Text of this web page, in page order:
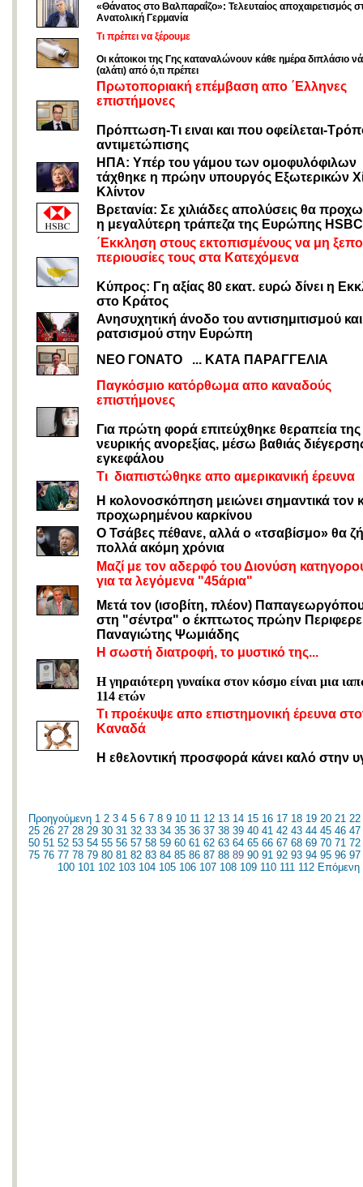
«Θάνατος στο Βαλπαραΐζο»: Τελευταίος αποχαιρετισμός
Ανατολική Γερμανία
Τι πρέπει να ξέρουμε
Οι κάτοικοι της Γης καταναλώνουν κάθε ημέρα διπλάσιο
(αλάτι) από ό,τι πρέπει
Πρωτοποριακή επέμβαση απο ΄Ελληνες
επιστήμονες
Πρόπτωση-Τι ειναι και που οφείλεται-
αντιμετώπισης
ΗΠΑ: Υπέρ του γάμου των ομοφυλόφιλων
τάχθηκε η πρώην υπουργός Εξωτερικών
Κλίντον
Βρετανία: Σε χιλιάδες απολύσεις θα
η μεγαλύτερη τράπεζα της Ευρώπης HSBC
΄Εκκληση στους εκτοπισμένους να μη
περιουσίες τους στα Κατεχόμενα
Κύπρος: Γη αξίας 80 εκατ. ευρώ δίνει η
στο Κράτος
Ανησυχητική άνοδο του αντισημιτισμού
ρατσισμού στην Ευρώπη
ΝΕΟ ΓΟΝΑΤΟ ... ΚΑΤΑ ΠΑΡΑΓΓΕΛΙΑ
Παγκόσμιο κατόρθωμα απο καναδούς
επιστήμονες
Για πρώτη φορά επιτεύχθηκε θεραπεία της
νευρικής ανορεξίας, μέσω βαθιάς
εγκεφάλου
Τι διαπιστώθηκε απο αμερικανική έρευνα
Η κολονοσκόπηση μειώνει σημαντικά τον
προχωρημένου καρκίνου
Ο Τσάβες πέθανε, αλλά ο «τσαβίσμο» θα
πολλά ακόμη χρόνια
Μαζί με τον αδερφό του Διονύση
για τα λεγόμενα "45άρια"
Μετά τον (ισοβίτη, πλέον)
στη "σέντρα" ο έκπτωτος πρώην
Παναγιώτης Ψωμιάδης
Η σωστή διατροφή, το μυστικό της...
Η γηραιότερη γυναίκα στον κόσμο είναι μια
114 ετών
Τι προέκυψε απο επιστημονική έρευνα
Καναδά
Η εθελοντική προσφορά κάνει καλό στην
Προηγούμενη 1 2 3 4 5 6 7 8 9 10 11 12 13 14 15 16 17 18 19 20 21 22
25 26 27 28 29 30 31 32 33 34 35 36 37 38 39 40 41 42 43 44 45 46 47
50 51 52 53 54 55 56 57 58 59 60 61 62 63 64 65 66 67 68 69 70 71 72
75 76 77 78 79 80 81 82 83 84 85 86 87 88 89 90 91 92 93 94 95 96 97
100 101 102 103 104 105 106 107 108 109 110 111 112 Επόμενη